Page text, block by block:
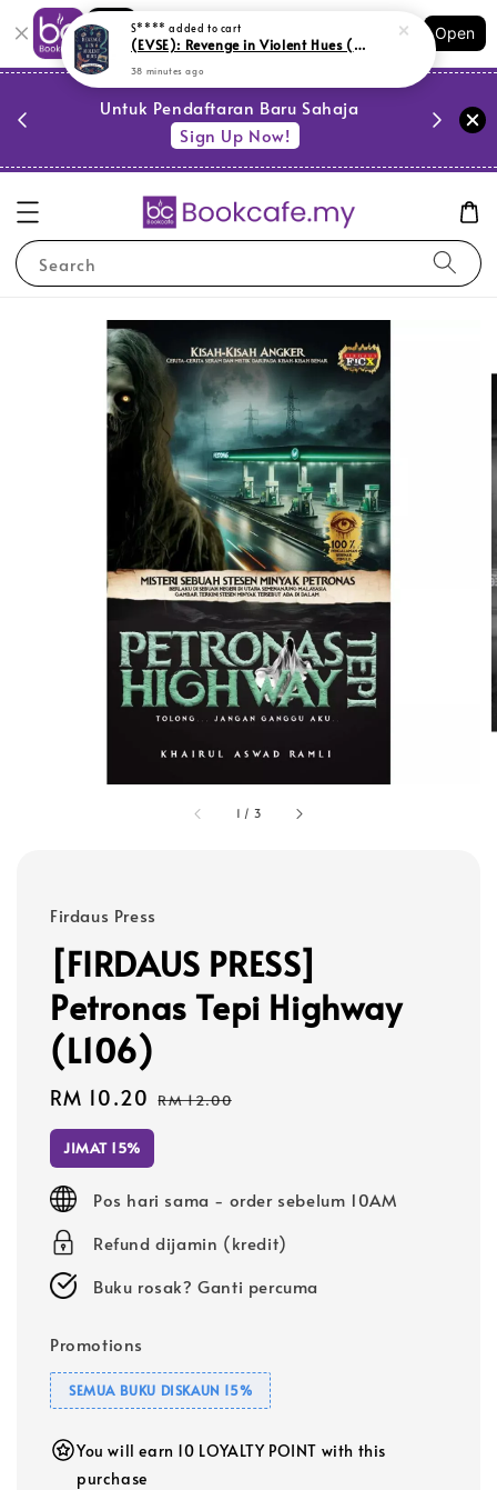
Shopping: Track Your Order
Your Trusted Shops
Open
Untuk Pendaftaran Baru Sahaja
Sign Up Now!
Search
1 / 3
Firdaus Press
[FIRDAUS PRESS]
Petronas Tepi Highway
(L106)
Sale
price
RM 10.20 Regular
RM 12.00
JIMAT 15%
Pos hari sama - order sebelum 10AM
Refund dijamin (kredit)
Buku rosak? Ganti percuma
Promotions
SEMUA BUKU DISKAUN 15%
You will earn 10 LOYALTY POINT with this
purchase
S**** added to cart
(EVSE): Revenge in Violent Hues (L160, G13)
38 minutes ago